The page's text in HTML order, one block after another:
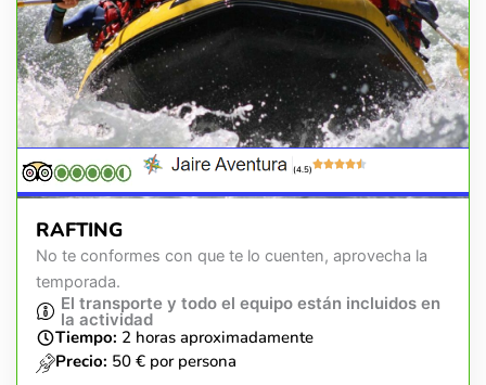
(4.5)
RAFTING
No te conformes con que te lo cuenten, aprovecha la
temporada.
El transporte y todo el equipo están incluidos en
la actividad
Tiempo: 2 horas aproximadamente
Precio: 50 € por persona